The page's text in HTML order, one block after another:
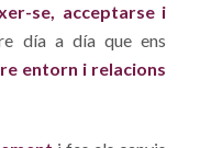
se, acceptarse i
día a día que ens
entorn i relacions